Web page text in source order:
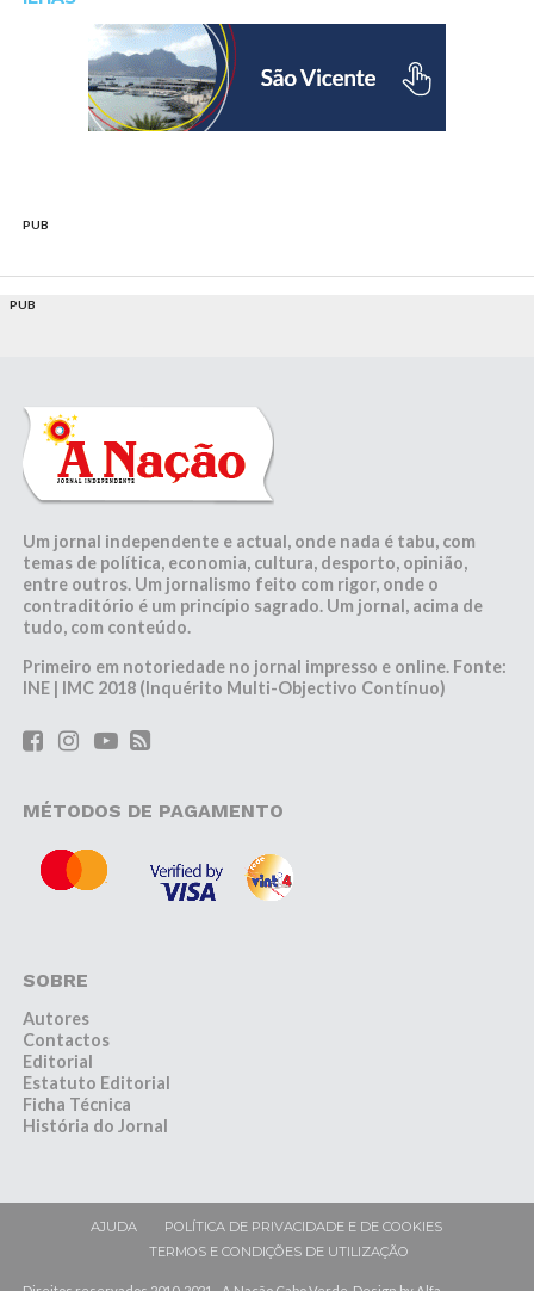
PUB
PUB
Um jornal independente e actual, onde nada é tabu, com
temas de política, economia, cultura, desporto, opinião,
entre outros. Um jornalismo feito com rigor, onde o
contraditório é um princípio sagrado. Um jornal, acima de
tudo, com conteúdo.
Primeiro em notoriedade no jornal impresso e online. Fonte:
INE | IMC 2018 (Inquérito Multi-Objectivo Contínuo)
MÉTODOS DE PAGAMENTO
SOBRE
Autores
Contactos
Editorial
Estatuto Editorial
Ficha Técnica
História do Jornal
AJUDA
POLÍTICA DE PRIVACIDADE E DE COOKIES
TERMOS E CONDIÇÕES DE UTILIZAÇÃO